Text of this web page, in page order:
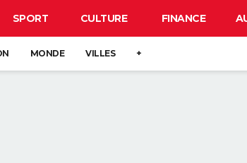
SPORT CULTURE FINANCE
MONDE VILLES +